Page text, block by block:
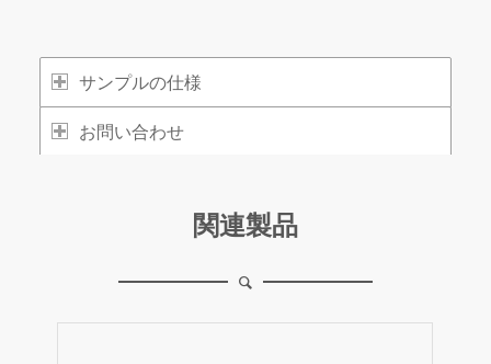
サンプルの仕様
お問い合わせ
関連製品